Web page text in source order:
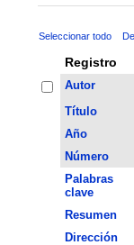
Seleccionar todo
Registro
Autor
Título
Año
Número
Palabras
clave
Resumen
Dirección